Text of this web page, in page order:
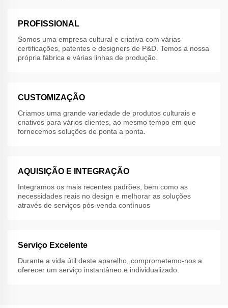
PROFISSIONAL
Somos uma empresa cultural e criativa com várias
certificações, patentes e designers de P&D. Temos a nossa
própria fábrica e várias linhas de produção.
CUSTOMIZAÇÃO
Criamos uma grande variedade de produtos culturais e
criativos para vários clientes, ao mesmo tempo em que
fornecemos soluções de ponta a ponta.
AQUISIÇÃO E INTEGRAÇÃO
Integramos os mais recentes padrões, bem como as
necessidades reais no design e melhorar as soluções
através de serviços pós-venda contínuos
Serviço Excelente
Durante a vida útil deste aparelho, comprometemo-nos a
oferecer um serviço instantâneo e individualizado.